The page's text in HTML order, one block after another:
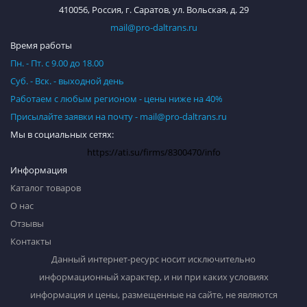
410056, Россия, г. Саратов, ул. Вольская, д. 29
mail@pro-daltrans.ru
Информация
Каталог товаров
О нас
Отзывы
Контакты
Время работы
Пн. - Пт. с 9.00 до 18.00
Суб. - Вск. - выходной день
Работаем с любым регионом - цены ниже на 40%
Присылайте заявки на почту - mail@pro-daltrans.ru
Мы в социальных сетях:
https://ati.su/firms/8300470/info
Данный интернет-ресурс носит исключительно
информационный характер, и ни при каких условиях
информация и цены, размещенные на сайте, не являются